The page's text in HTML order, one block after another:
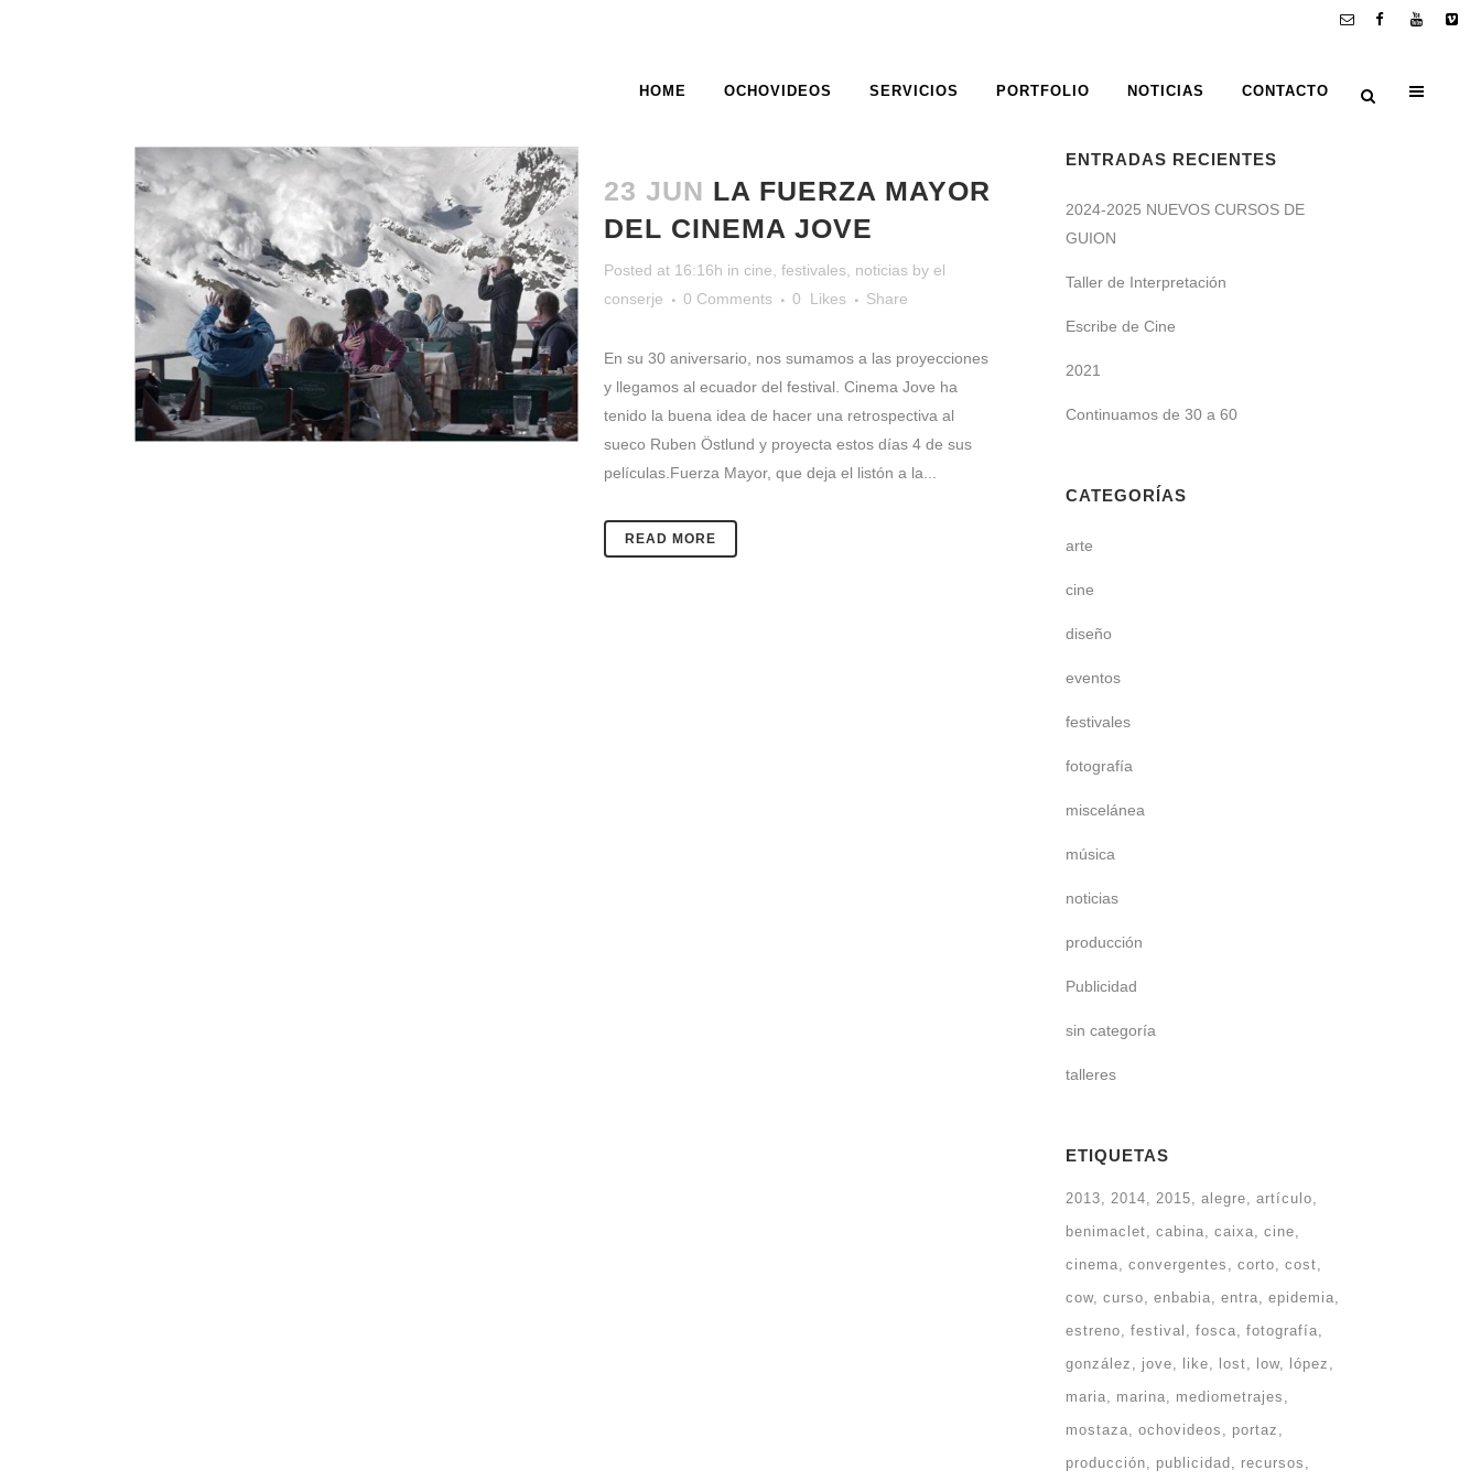
HOME OCHOVIDEOS SERVICIOS PORTFOLIO NOTICIAS CONTACTO
ANIVERSARIO TAG
23 JUN LA FUERZA MAYOR
DEL CINEMA JOVE
Posted at 16:16h in cine festivales, noticias by el
conserje
0 Comments 0 Likes Share
En su 30 aniversario, nos sumamos a las proyecciones
y llegamos al ecuador del festival. Cinema Jove ha
tenido la buena idea de hacer una retrospectiva al
sueco Ruben Östlund y proyecta estos días 4 de sus
películas.Fuerza Mayor, que deja el listón a la...
READ MORE
ENTRADAS RECIENTES
2024-2025 NUEVOS CURSOS DE
GUION
Taller de Interpretación
Escribe de Cine
2021
Continuamos de 30 a 60
CATEGORÍAS
arte
cine
diseño
eventos
festivales
fotografía
miscelánea
música
noticias
producción
Publicidad
sin categoría
talleres
ETIQUETAS
2013 2014 2015 alegre
artículo
benimaclet
cabina caixa
cine
cinema
convergentes corto
cost
cow curso enbabia entra
epidemia
estreno
festival fosca
fotografía
gonzález
jove like lost low
lópez
maria
marina
mediometrajes
mostaza
ochovideos
portaz
producción
publicidad recursos